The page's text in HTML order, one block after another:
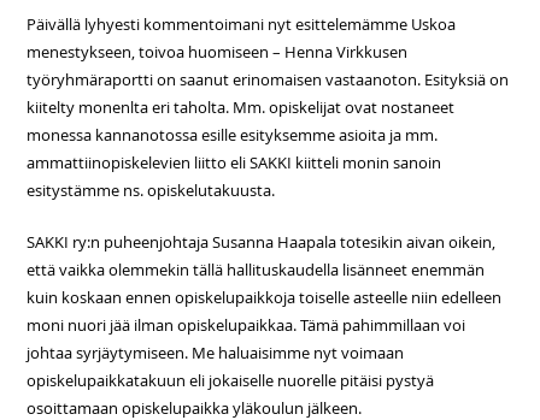
Päivällä lyhyesti kommentoimani nyt esittelemämme Uskoa
menestykseen, toivoa huomiseen – Henna Virkkusen
työryhmäraporttion saanut erinomaisen vastaanoton. Esityksiä on
kiitelty monenlta eri taholta. Mm. opiskelijat ovat nostaneet
monessa kannanotossa esille esityksemme asioita ja mm.
ammattiinopiskelevien liitto eli SAKKI kiitteli monin sanoin
esitystämme ns. opiskelutakuusta.
SAKKI ry:n puheenjohtaja Susanna Haapala totesikin aivan oikein,
että vaikka olemmekin tällä hallituskaudella lisänneet enemmän
kuin koskaan ennen opiskelupaikkoja toiselle asteelle niin edelleen
moni nuori jää ilman opiskelupaikkaa. Tämä pahimmillaan voi
johtaa syrjäytymiseen. Me haluaisimme nyt voimaan
opiskelupaikkatakuun eli jokaiselle nuorelle pitäisi pystyä
osoittamaan opiskelupaikka yläkoulun jälkeen.